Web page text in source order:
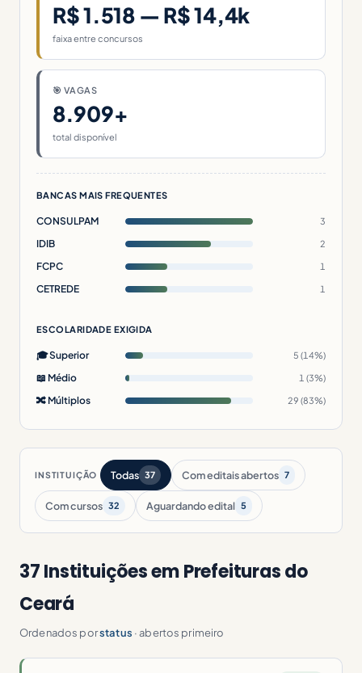
R$ 1.518 — R$ 14,4k
faixa entre concursos
🎯 VAGAS
8.909+
total disponível
BANCAS MAIS FREQUENTES
CONSULPAM 3
IDIB 2
FCPC 1
CETREDE 1
ESCOLARIDADE EXIGIDA
🎓 Superior 5 (14%)
📖 Médio 1 (3%)
🔀 Múltiplos 29 (83%)
INSTITUIÇÃO Todas 37 Com editais abertos 7
Com cursos 32 Aguardando edital 5
37 Instituições em Prefeituras do
Ceará
Ordenados porstatus · abertos primeiro